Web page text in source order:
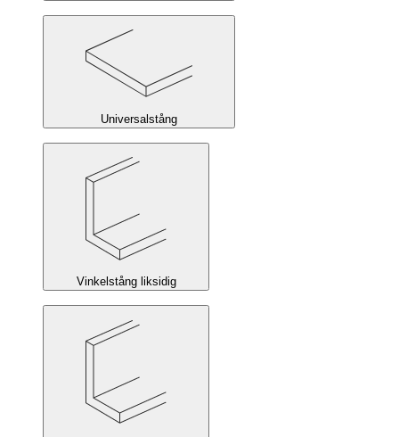
Universalstång
Vinkelstång liksidig